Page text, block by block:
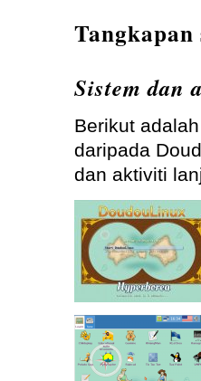
Sistem dan
Berikut
daripada
dan aktiviti